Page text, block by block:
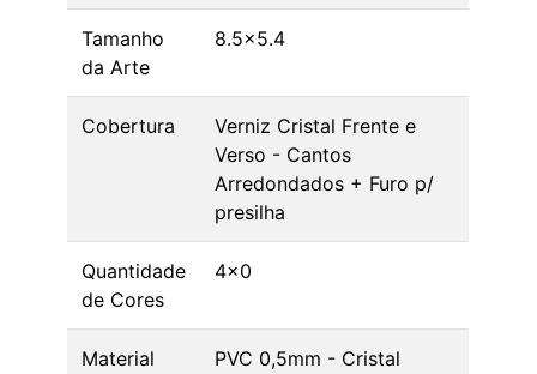
Tamanho
da Arte
8.5x5.4
Cobertura
Verniz Cristal Frente e
Verso - Cantos
Arredondados + Furo p/
presilha
Quantidade
de Cores
4x0
Material PVC 0,5mm - Cristal